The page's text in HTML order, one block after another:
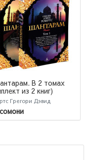
В 2 томах
из 2 книг)
Грегори Дэвид